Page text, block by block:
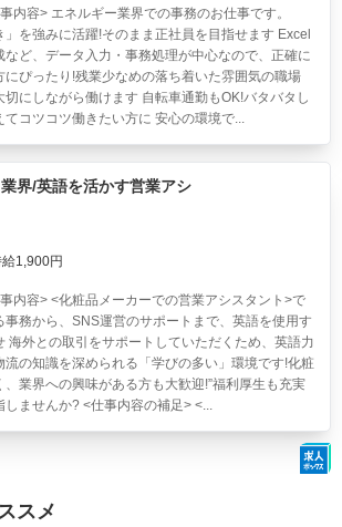
内容> エネルギー業界での事務のお仕事です。
」を強みに活躍!そのまま正社員を目指せます Excel
ど、データ入力・事務処理が中心なので、正確に
ぴったり!残業少なめの落ち着いた雰囲気の職場
にしながら働けます 自転車通勤もOK!バタバタし
てコツコツ働きたい方に 安心の環境で...
界/英語を活かす営業アシ
1,900円
内容> <化粧品メーカーでの営業アシスタント>で
事務から、SNS運営のサポートまで、英語を使用す
海外との取引をサポートしていただくため、英語力
流の知識を深められる「学びの多い」環境です!化粧
業界への興味がある方も大歓迎!”福利厚生も充実
ませんか? <仕事内容の補足> <...
スメ